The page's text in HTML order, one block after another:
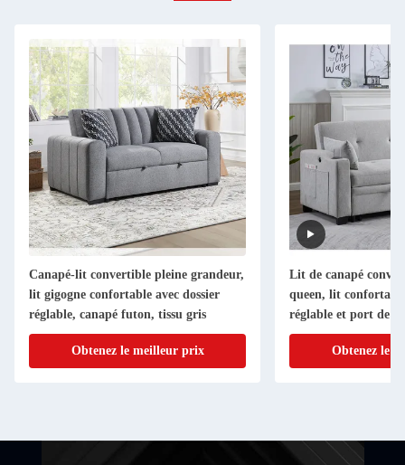
Canapé-lit convertible pleine grandeur,
lit gigogne confortable avec dossier
réglable, canapé futon, tissu gris
Obtenez le meilleur prix
Lit de canapé
queen, lit
réglable et port de
porte-gobelets, lit
tissu grisObtenez le